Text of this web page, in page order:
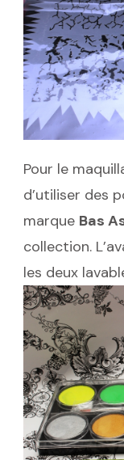
Pour le
d’utiliser des
marque Bas
collection.
les deux